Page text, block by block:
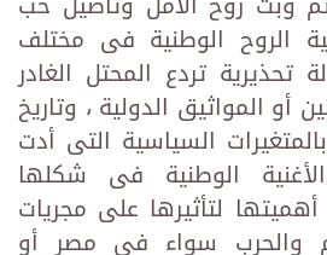
الروح الوطنية فى مختلف
تحذيرية تردع المحتل الغادر
أو المواثيق الدولية ، وتاريخ
السياسية التى أدت
الوطنية فى شكلها
لتأثيرها على مجريات
والحرب سواء فى مصر أو